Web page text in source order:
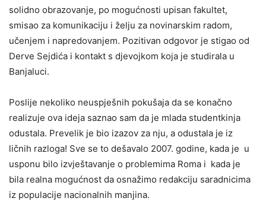
solidno obrazovanje, po mogućnosti upisan fakultet,
smisao za komunikaciju i želju za novinarskim radom,
učenjem i napredovanjem. Pozitivan odgovor je stigao od
Derve Sejdića i kontakt s djevojkom koja je studirala u
Banjaluci.
Poslije nekoliko neuspješnih pokušaja da se konačno
realizuje ova ideja saznao sam da je mlada studentkinja
odustala. Prevelik je bio izazov za nju, a odustala je iz
ličnih razloga! Sve se to dešavalo 2007. godine, kada je u
usponu bilo izvještavanje o problemima Roma i kada je
bila realna mogućnost da osnažimo redakciju saradnicima
iz populacije nacionalnih manjina.